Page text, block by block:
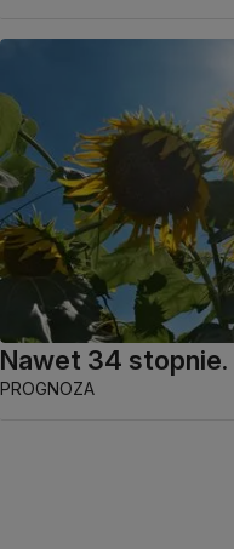
Nawet 34 stopnie.
PROGNOZA